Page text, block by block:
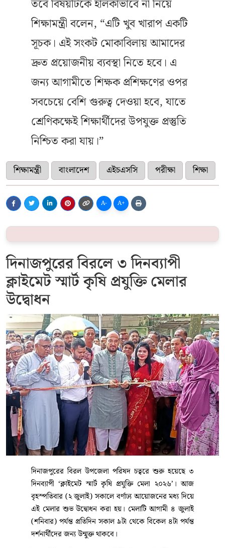
তবে বিষয়টিকে হালকাভাবে না নিয়ে
শিক্ষামন্ত্রী বলেন, “এটি খুব খারাপ একটি
সূচক। এই সংকট মোকাবিলায় আমাদের
দ্রুত প্রয়োজনীয় ব্যবস্থা নিতে হবে। এ
জন্য আগামীতে শিক্ষক প্রশিক্ষণের ওপর
সবচেয়ে বেশি গুরুত্ব দেওয়া হবে, যাতে
শ্রেণিকক্ষেই শিক্ষার্থীদের উপযুক্ত প্রস্তুতি
নিশ্চিত করা যায়।”
শিক্ষামন্ত্রী বাংলাদেশ এইচএসসি পরীক্ষা শিক্ষা
A- A+
দিনাজপুরের বিরলে ৩ দিনব্যাপী
ক্লাইমেট স্মার্ট কৃষি প্রযুক্তি মেলার
উদ্বোধন
দিনাজপুরের বিরল উপজেলা পরিষদ চত্বরে শুরু হয়েছে ৩
দিনব্যাপী ‘ক্লাইমেট স্মার্ট কৃষি প্রযুক্তি মেলা ২০২৬’। আজ
বৃহস্পতিবার (২ জুলাই) সকালে বর্ণাঢ্য আয়োজনের মধ্য দিয়ে
এই মেলার শুভ উদ্বোধন করা হয়। মেলাটি আগামী ৪ জুলাই
(শনিবার) পর্যন্ত প্রতিদিন সকাল ৯টা থেকে বিকেল ৪টা পর্যন্ত
দর্শনার্থীদের জন্য উন্মুক্ত থাকবে।